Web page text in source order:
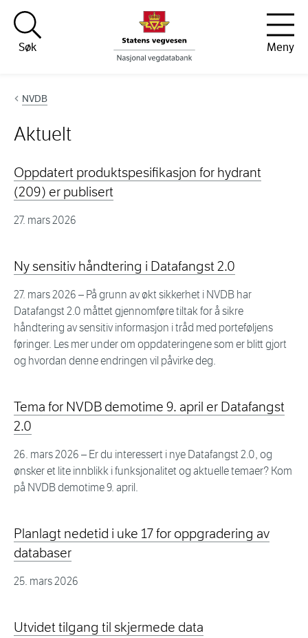
Hopp til innhold
Søk
Meny
NVDB
Aktuelt
Oppdatert produktspesifikasjon for hydrant
(209) er publisert
27. mars 2026
Ny sensitiv håndtering i Datafangst 2.0
27. mars 2026 – På grunn av økt sikkerhet i NVDB har
Datafangst 2.0 måttet gjennomføre tiltak for å sikre
håndtering av sensitiv informasjon i tråd med porteføljens
føringer. Les mer under om oppdateringene som er blitt gjort
og hvordan denne endringen vil påvirke deg.
Tema for NVDB demotime 9. april er Datafangst
2.0
26. mars 2026 – Er du interessert i nye Datafangst 2.0, og
ønsker et lite innblikk i funksjonalitet og aktuelle temaer? Kom
på NVDB demotime 9. april.
Planlagt nedetid i uke 17 for oppgradering av
databaser
25. mars 2026
Utvidet tilgang til skjermede data